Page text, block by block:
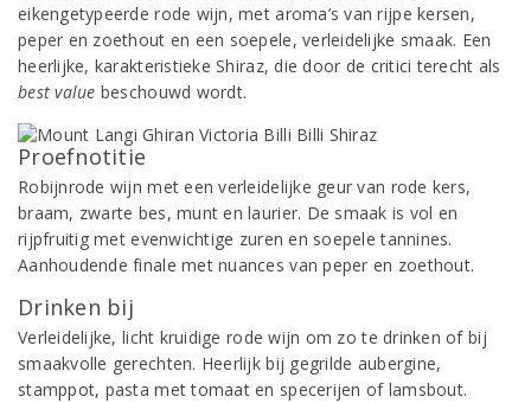
eikengetypeerde rode wijn, met aroma’s van rijpe kersen,
peper en zoethout en een soepele, verleidelijke smaak. Een
heerlijke, karakteristieke Shiraz, die door de critici terecht als
best value beschouwd wordt.
Proefnotitie
Robijnrode wijn met een verleidelijke geur van rode kers,
braam, zwarte bes, munt en laurier. De smaak is vol en
rijpfruitig met evenwichtige zuren en soepele tannines.
Aanhoudende finale met nuances van peper en zoethout.
Drinken bij
Verleidelijke, licht kruidige rode wijn om zo te drinken of bij
smaakvolle gerechten. Heerlijk bij gegrilde aubergine,
stamppot, pasta met tomaat en specerijen of lamsbout.